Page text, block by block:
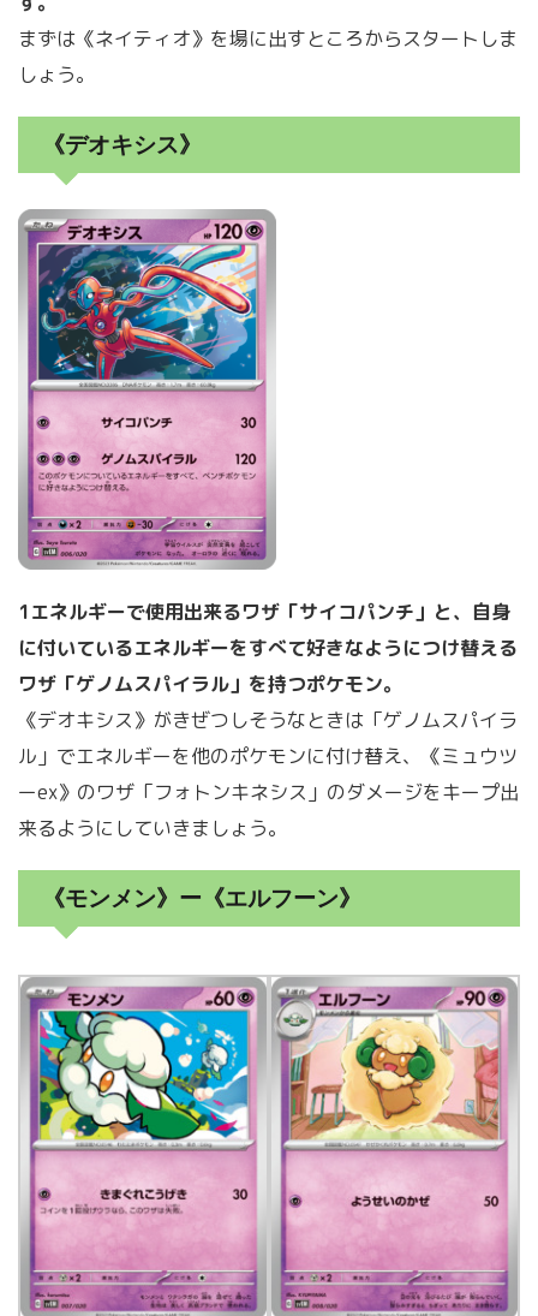
まずは《ネイティオ》を場に出すところからスタートしま
しょう。
《デオキシス》
1エネルギーで使用出来るワザ「サイコパンチ」と、自身
に付いているエネルギーをすべて好きなようにつけ替える
ワザ「ゲノムスパイラル」を持つポケモン。
《デオキシス》がきぜつしそうなときは「ゲノムスパイラ
ル」でエネルギーを他のポケモンに付け替え、《ミュウツ
ーex》のワザ「フォトンキネシス」のダメージをキープ出
来るようにしていきましょう。
《モンメン》ー《エルフーン》